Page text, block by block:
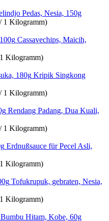
Pedas, Nesia, 150g
1 Kilogramm)
Cassavechips, Maicih,
Kilogramm)
Kripik Singkong
1 Kilogramm)
Rendang Padang, Dua Kuali,
1 Kilogramm)
Erdnußsauce für Pecel Asli,
Kilogramm)
Tofukrupuk, gebraten, Nesia,
Kilogramm)